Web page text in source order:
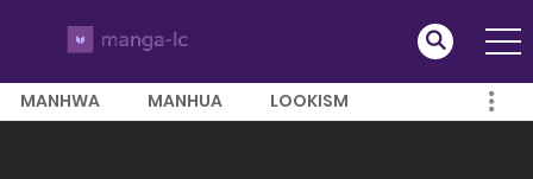
MANHWA MANHUA LOOKISM